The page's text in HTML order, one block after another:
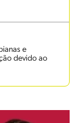
e
devido ao